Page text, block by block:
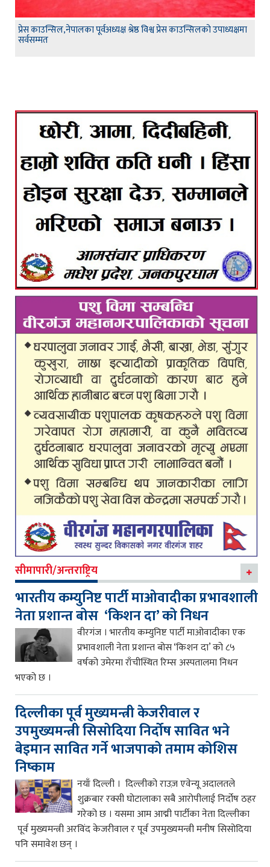
प्रेस काउन्सिल,नेपालका पूर्वअध्यक्ष श्रेष्ठ विश्व प्रेस काउन्सिलको उपाध्यक्षमा
सर्वसम्मत
सीमापारी/अन्तराष्ट्रिय
भारतीय कम्युनिष्ट पार्टी माओवादीका प्रभावशाली
नेता प्रशान्त बोस ‘किशन दा’ को निधन
वीरगंज । भारतीय कम्युनिष्ट पार्टी माओवादीका एक
प्रभावशाली नेता प्रशान्त बोस ‘किशन दा’ को ८५
वर्षको उमेरमा राँचीस्थित रिम्स अस्पतालमा निधन
भएको छ ।
दिल्लीका पूर्व मुख्यमन्त्री केजरीवाल र
उपमुख्यमन्त्री सिसोदिया निर्दोष सावित भने
बेइमान सावित गर्ने भाजपाको तमाम कोशिस
निष्काम
नयाँ दिल्ली । दिल्लीको राउज़ एवेन्यू अदालतले
शुक्रबार रक्सी घोटालाका सबै आरोपीलाई निर्दोष ठहर
गरेको छ । यसमा आम आद्मी पार्टीका नेता दिल्लीका
पूर्व मुख्यमन्त्री अरविंद केजरीवाल र पूर्व उपमुख्यमन्त्री मनीष सिसोदिया
पनि समावेश छन् ।